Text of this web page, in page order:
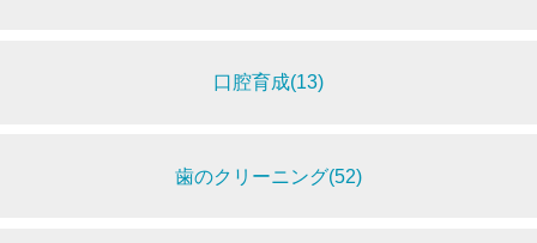
口腔育成(13)
歯のクリーニング(52)